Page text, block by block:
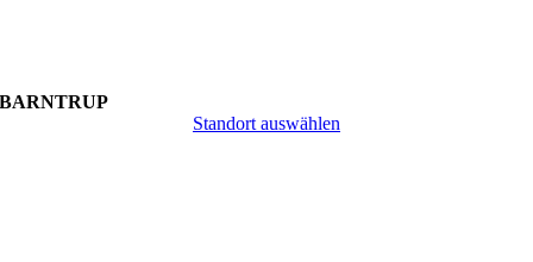
BARNTRUP
Standort auswählen